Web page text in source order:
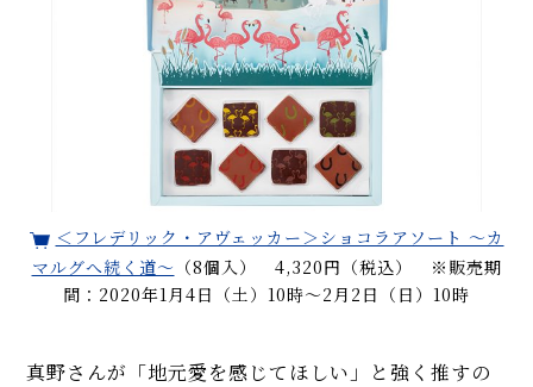
＜フレデリック・アヴェッカー＞ショコラアソート 〜カ
マルグへ続く道〜 （8個入） 4,320円（税込） ※販売期
間：2020年1月4日（土）10時～2月2日（日）10時
真野さんが「地元愛を感じてほしい」と強く推すの